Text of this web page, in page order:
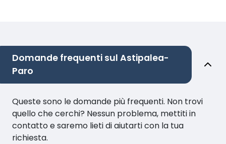
Domande frequenti sul Astipalea-
Paro
Queste sono le domande più frequenti. Non trovi
quello che cerchi? Nessun problema, mettiti in
contatto e saremo lieti di aiutarti con la tua
richiesta.